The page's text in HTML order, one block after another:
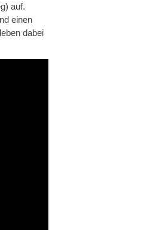
auf.
einen
dabei